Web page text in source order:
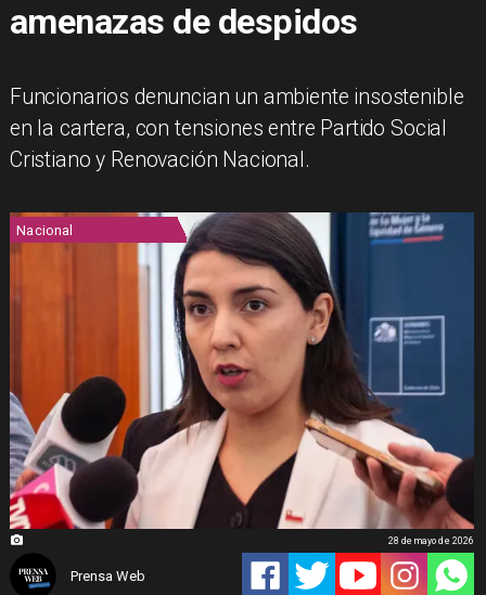
amenazas de despidos
Funcionarios denuncian un ambiente insostenible
en la cartera, con tensiones entre Partido Social
Cristiano y Renovación Nacional.
Nacional
Prensa Web
28 de mayo de 2026